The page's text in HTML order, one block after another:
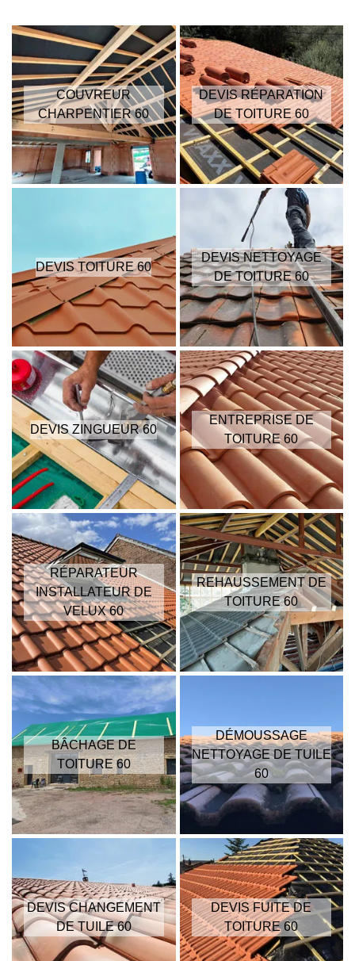
COUVREUR
CHARPENTIER 60
DEVIS RÉPARATION
DE TOITURE 60
DEVIS TOITURE 60
DEVIS NETTOYAGE
DE TOITURE 60
DEVIS ZINGUEUR 60
ENTREPRISE DE
TOITURE 60
RÉPARATEUR
INSTALLATEUR DE
VELUX 60
REHAUSSEMENT DE
TOITURE 60
BÂCHAGE DE
TOITURE 60
DÉMOUSSAGE
NETTOYAGE DE TUILE
60
DEVIS CHANGEMENT
DE TUILE 60
DEVIS FUITE DE
TOITURE 60